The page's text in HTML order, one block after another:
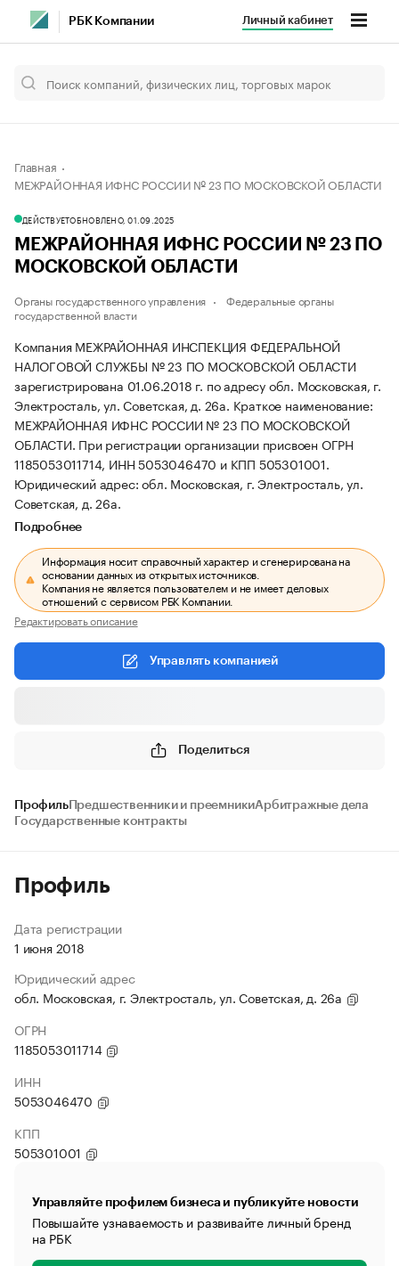
РБК Компании Личный кабинет
Главная
МЕЖРАЙОННАЯ ИФНС РОССИИ № 23 ПО МОСКОВСКОЙ ОБЛАСТИ
ДЕЙСТВУЕТОБНОВЛЕНО, 01.09.2025
МЕЖРАЙОННАЯ ИФНС РОССИИ № 23 ПО
МОСКОВСКОЙ ОБЛАСТИ
Органы государственного управления
Федеральные органы
государственной власти
Компания МЕЖРАЙОННАЯ ИНСПЕКЦИЯ ФЕДЕРАЛЬНОЙ
НАЛОГОВОЙ СЛУЖБЫ № 23 ПО МОСКОВСКОЙ ОБЛАСТИ
зарегистрирована 01.06.2018 г. по адресу обл. Московская, г.
Электросталь, ул. Советская, д. 26а. Краткое наименование:
МЕЖРАЙОННАЯ ИФНС РОССИИ № 23 ПО МОСКОВСКОЙ
ОБЛАСТИ. При регистрации организации присвоен ОГРН
1185053011714, ИНН 5053046470 и КПП 505301001.
Юридический адрес: обл. Московская, г. Электросталь, ул.
Советская, д. 26а.
Подробнее
Информация носит справочный характер и сгенерирована на
основании данных из открытых источников.
Компания не является пользователем и не имеет деловых
отношений с сервисом РБК Компании.
Редактировать описание
Управлять компанией
Поделиться
ПрофильПредшественники и преемникиАрбитражные дела
Государственные контракты
Профиль
Дата регистрации
1 июня 2018
Юридический адрес
обл. Московская, г. Электросталь, ул. Советская, д. 26а
ОГРН
1185053011714
ИНН
5053046470
КПП
505301001
Управляйте профилем бизнеса и публикуйте новости
Повышайте узнаваемость и развивайте личный бренд
на РБК